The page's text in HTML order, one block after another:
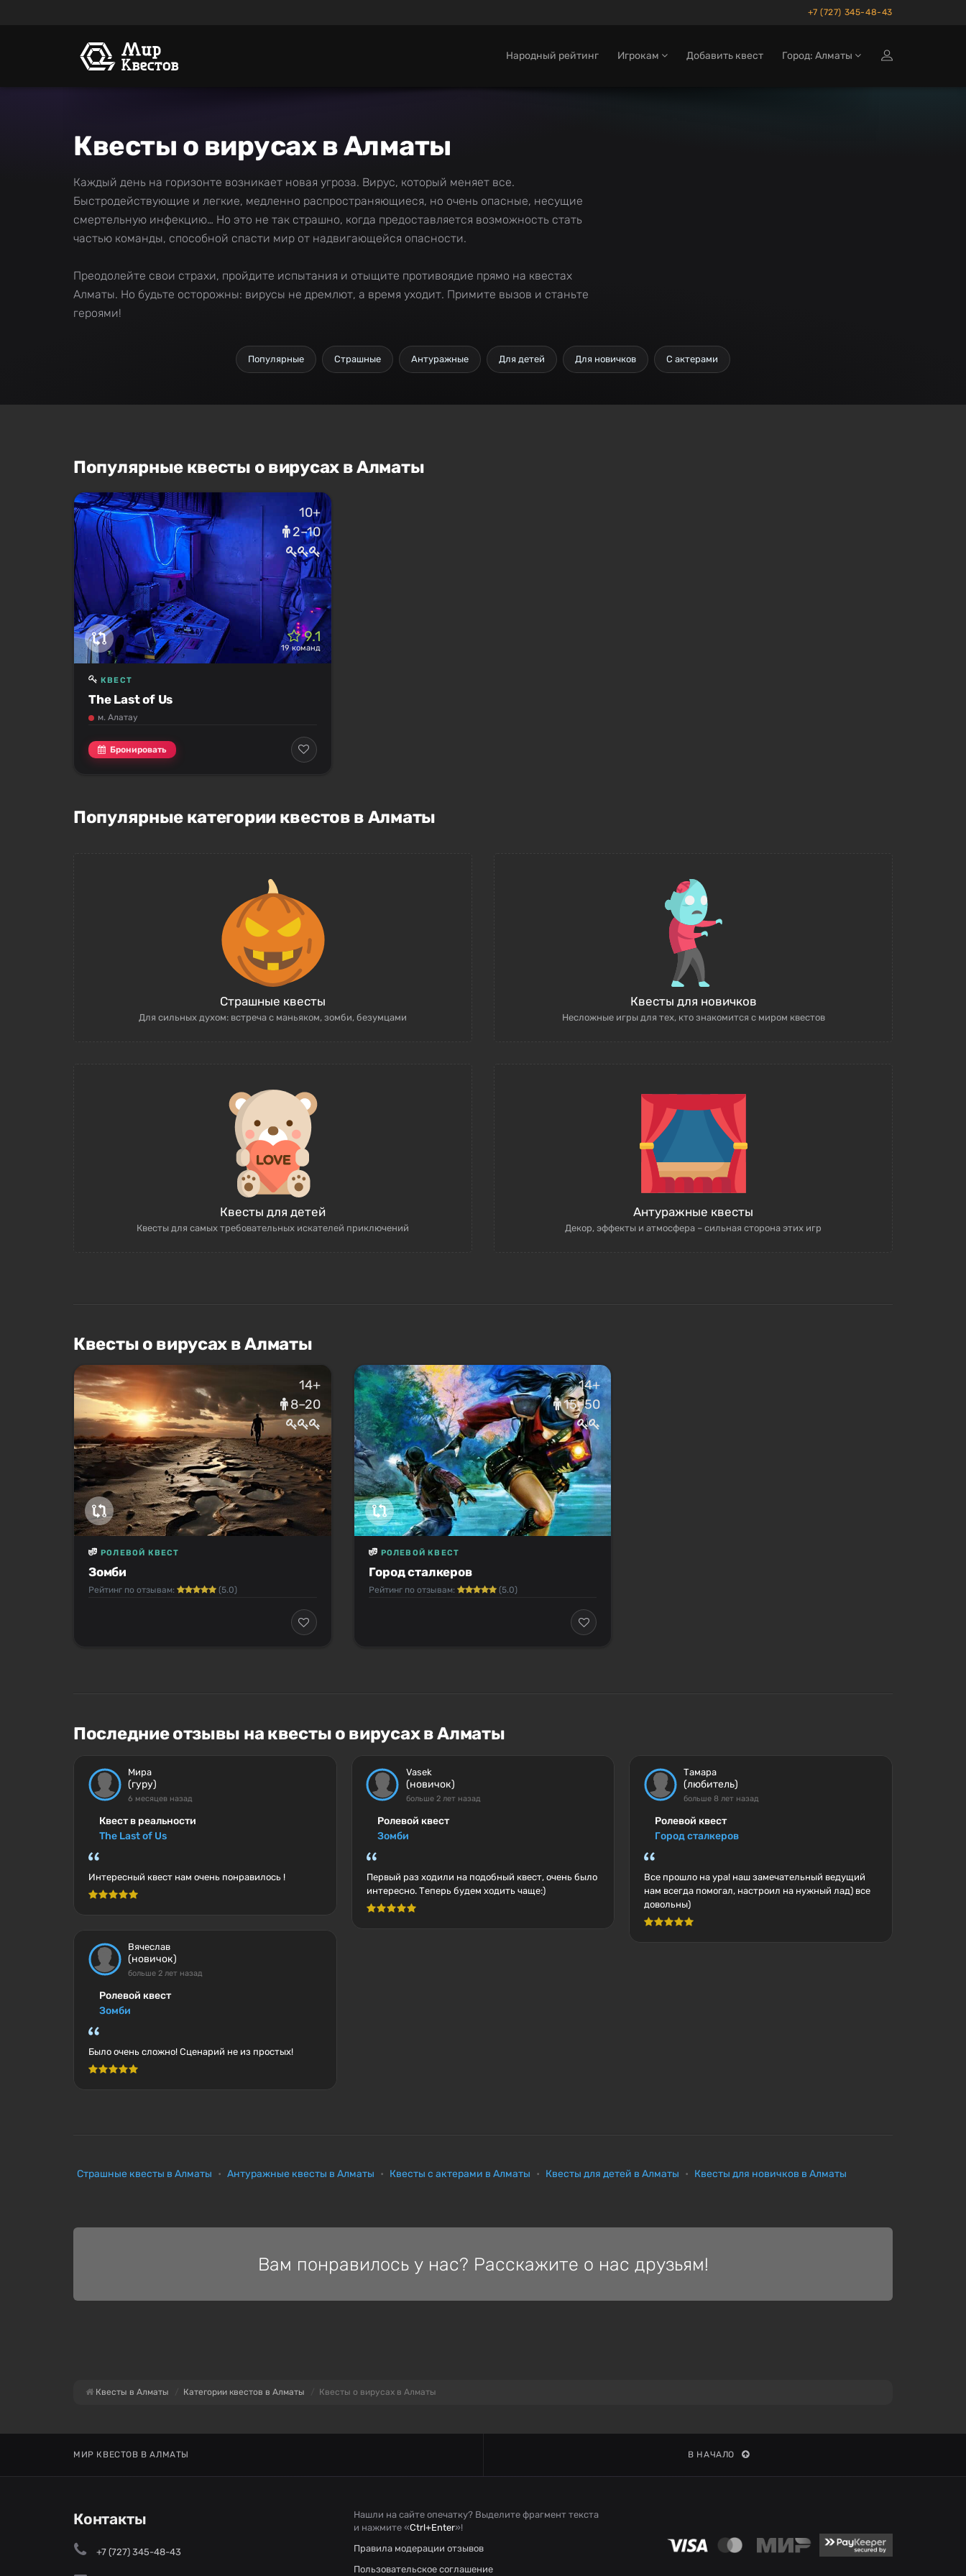
+7 (727) 345-48-43
Народный рейтинг Игрокам Добавить квест Город: Алматы
Квесты о вирусах в Алматы
Каждый день на горизонте возникает новая угроза. Вирус, который меняет все.
Быстродействующие и легкие, медленно распространяющиеся, но очень опасные, несущие
смертельную инфекцию… Но это не так страшно, когда предоставляется возможность стать
частью команды, способной спасти мир от надвигающейся опасности.
Преодолейте свои страхи, пройдите испытания и отыщите противоядие прямо на квестах
Алматы. Но будьте осторожны: вирусы не дремлют, а время уходит. Примите вызов и станьте
героями!
Популярные Страшные Антуражные Для детей Для новичков С актерами
Популярные квесты о вирусах в Алматы
10+
2–10
9.1
19 команд
The Last of Us
КВЕСТ
м. Алатау
Бронировать
Популярные категории квестов в Алматы
Страшные квесты
Для сильных духом: встреча с маньяком, зомби, безумцами
Квесты для новичков
Несложные игры для тех, кто знакомится с миром квестов
Квесты для детей
Квесты для самых требовательных искателей приключений
Антуражные квесты
Декор, эффекты и атмосфера – сильная сторона этих игр
Квесты о вирусах в Алматы
14+
8–20
Зомби
РОЛЕВОЙ КВЕСТ
Рейтинг по отзывам: (5.0)
14+
15–50
Город сталкеров
РОЛЕВОЙ КВЕСТ
Рейтинг по отзывам: (5.0)
Последние отзывы на квесты о вирусах в Алматы
Мира
(гуру)
6 месяцев назад
Квест в реальности
The Last of Us
Интересный квест нам очень понравилось !
Вячеслав
(новичок)
больше 2 лет назад
Ролевой квест
Зомби
Было очень сложно! Сценарий не из простых!
Vasek
(новичок)
больше 2 лет назад
Ролевой квест
Зомби
Первый раз ходили на подобный квест, очень было
интересно. Теперь будем ходить чаще:)
Тамара
(любитель)
больше 8 лет назад
Ролевой квест
Город сталкеров
Все прошло на ура! наш замечательный ведущий
нам всегда помогал, настроил на нужный лад) все
довольны)
Страшные квесты в Алматы Антуражные квесты в Алматы Квесты с актерами в Алматы Квесты для детей в Алматы Квесты для новичков в Алматы
Вам понравилось у нас? Расскажите о нас друзьям!
Квесты в Алматы Категории квестов в Алматы Квесты о вирусах в Алматы
МИР КВЕСТОВ В АЛМАТЫ В НАЧАЛО
Контакты
+7 (727) 345-48-43
Нашли на сайте опечатку? Выделите фрагмент текста
и нажмите «Ctrl+Enter»!
Правила модерации отзывов
Пользовательское соглашение